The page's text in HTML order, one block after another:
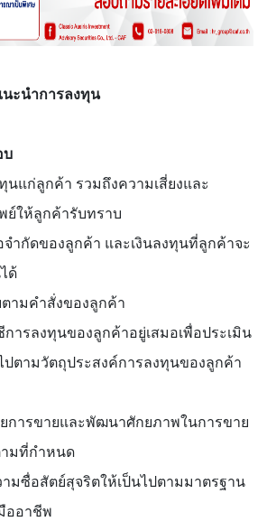
ะนำการลงทุน
บ
นแก่ลูกค้า รวมถึงความเสี่ยงและ
ให้ลูกค้ารับทราบ
จำกัดของลูกค้า และเงินลงทุนที่ลูกค้าจะ
ด้
ามคำสั่งของลูกค้า
ารลงทุนของลูกค้าอยู่เสมอเพื่อประเมิน
ปตามวัตถุประสงค์การลงทุนของลูกค้า
การขายและพัฒนาศักยภาพในการขาย
ามที่กำหนด
มซื่อสัตย์สุจริตให้เป็นไปตามมาตรฐาน
ออาชีพ